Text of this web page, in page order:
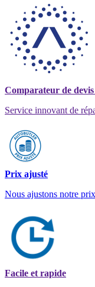
Comparateur de
Service innovant de
Prix ajusté
Nous ajustons notre
Facile et rapide